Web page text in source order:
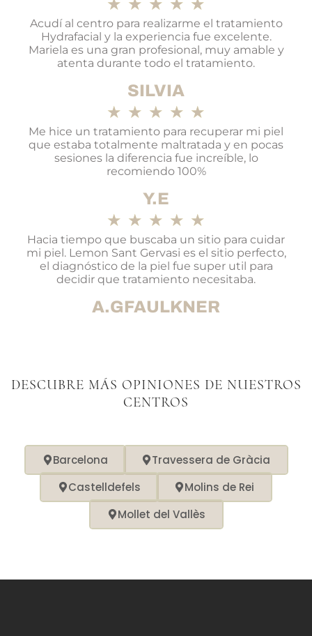
★ ★ ★ ★ ★
Acudí al centro para realizarme el tratamiento
Hydrafacial y la experiencia fue excelente.
Mariela es una gran profesional, muy amable y
atenta durante todo el tratamiento.
SILVIA
★ ★ ★ ★ ★
Me hice un tratamiento para recuperar mi piel
que estaba totalmente maltratada y en pocas
sesiones la diferencia fue increíble, lo
recomiendo 100%
Y.E
★ ★ ★ ★ ★
Hacia tiempo que buscaba un sitio para cuidar
mi piel. Lemon Sant Gervasi es el sitio perfecto,
el diagnóstico de la piel fue super util para
decidir que tratamiento necesitaba.
A.GFAULKNER
DESCUBRE MÁS OPINIONES DE NUESTROS
CENTROS
Barcelona
Travessera de Gràcia
Castelldefels
Molins de Rei
Mollet del Vallès